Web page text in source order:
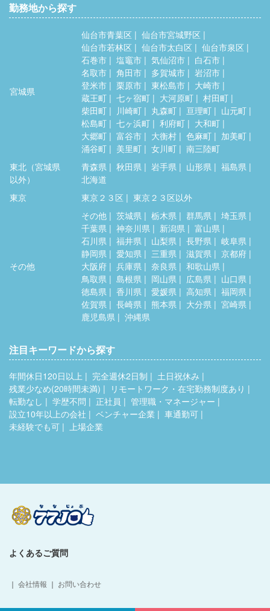
勤務地から探す
宮城県
仙台市青葉区
仙台市宮城野区
仙台市若林区
仙台市太白区
仙台市泉区
石巻市
塩竈市 気仙沼市
白石市
名取市
角田市 多賀城市
岩沼市
登米市
栗原市 東松島市
大崎市
蔵王町
七ヶ宿町 大河原町
村田町
柴田町
川崎町 丸森町 亘理町
山元町
松島町
七ヶ浜町 利府町
大和町
大郷町
富谷市 大衡村 色麻町
加美町
涌谷町
美里町 女川町
南三陸町
東北（宮城県
以外）
青森県 秋田県 岩手県 山形県
福島県
北海道
東京
東京２３区 東京２３区以外
その他
その他 茨城県 栃木県 群馬県
埼玉県
千葉県
神奈川県 新潟県
富山県
石川県
福井県 山梨県 長野県
岐阜県
静岡県
愛知県 三重県 滋賀県
京都府
大阪府
兵庫県 奈良県
和歌山県
鳥取県
島根県 岡山県 広島県
山口県
徳島県
香川県 愛媛県 高知県
福岡県
佐賀県
長崎県 熊本県 大分県
宮崎県
鹿児島県
沖縄県
注目キーワードから探す
年間休日120日以上 完全週休2日制
土日祝休み
残業少なめ(20時間未満)
リモートワーク・在宅勤務制度あり
転勤なし
学歴不問 正社員
管理職・マネージャー
設立10年以上の会社
ベンチャー企業
車通勤可
未経験でも可
上場企業
よくあるご質問
｜ 会社情報 ｜ お問い合わせ